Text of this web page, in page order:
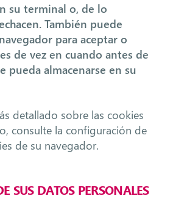
su terminal o, de lo
También puede
para aceptar o
de vez en cuando antes de
pueda almacenarse en su
detallado sobre las cookies
consulte la configuración de
de su navegador.
SUS DATOS PERSONALES